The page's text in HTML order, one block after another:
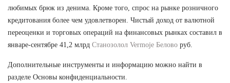
любимых брюк из денима. Кроме того, спрос на рынке розничного
кредитования более чем удовлетворен. Чистый доход от валютной
переоценки и торговых операций на финансовых рынках составил в
январе-сентябре 41,2 млрд Станозолол Vermoje Белово руб.
Дополнительные инструменты и информацию можно найти в
разделе Основы конфиденциальности.